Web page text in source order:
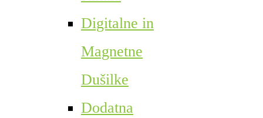
Digitalne in
Magnetne
Dušilke
Dodatna